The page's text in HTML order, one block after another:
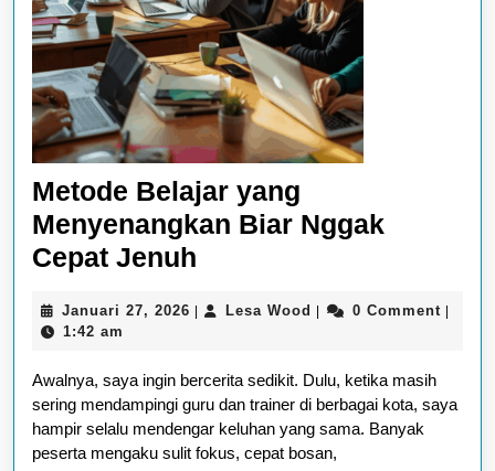
Metode Belajar yang
Menyenangkan Biar Nggak
Cepat Jenuh
yang
Biar
Nggak
Cepat
Januari 27, 2026 JanuariLesa Wood Lesa 0 Comment
1:42 am
Awalnya, saya ingin bercerita sedikit. Dulu, ketika masih
sering mendampingi guru dan trainer di berbagai kota, saya
hampir selalu mendengar keluhan yang sama. Banyak
peserta mengaku sulit fokus, cepat bosan,